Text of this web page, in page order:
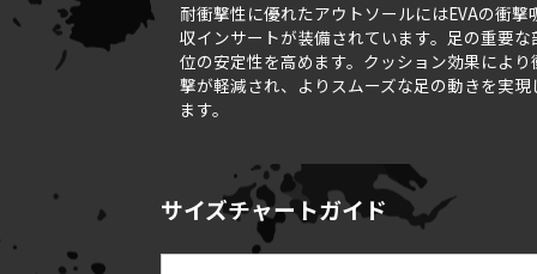
耐衝撃性に優れたアウトソールにはEVAの衝撃
収インサートが装備されています。足の重要な
位の安定性を高めます。クッション効果により
撃が軽減され、よりスムーズな足の動きを実現
ます。
サイズチャートガイド